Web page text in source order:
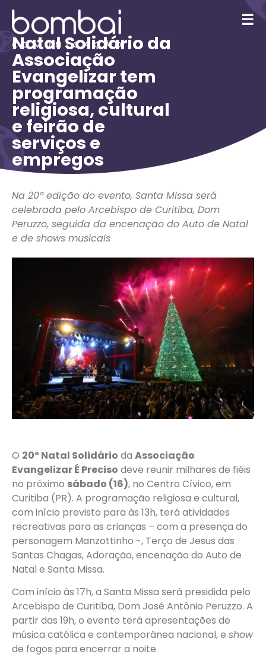
☰
Natal Solidário da
Associação
Evangelizar tem
programação
religiosa, cultural
e feirão de
serviços e
empregos
Na 20ª edição do evento, Santa Missa será
celebrada pelo Arcebispo de Curitiba, Dom
Peruzzo, seguida da encenação do Auto de Natal
e de shows musicais
O 20º Natal Solidário da Associação
Evangelizar É Preciso deve reunir milhares de fiéis
no próximo sábado (16), no Centro Cívico, em
Curitiba (PR). A programação religiosa e cultural,
com início previsto para às 13h, terá atividades
recreativas para as crianças – com a presença do
personagem Manzottinho -, Terço de Jesus das
Santas Chagas, Adoração, encenação do Auto de
Natal e Santa Missa.
Com início às 17h, a Santa Missa será presidida pelo
Arcebispo de Curitiba, Dom José Antônio Peruzzo. A
partir das 19h, o evento terá apresentações de
música católica e contemporânea nacional, e show
de fogos para encerrar a noite.